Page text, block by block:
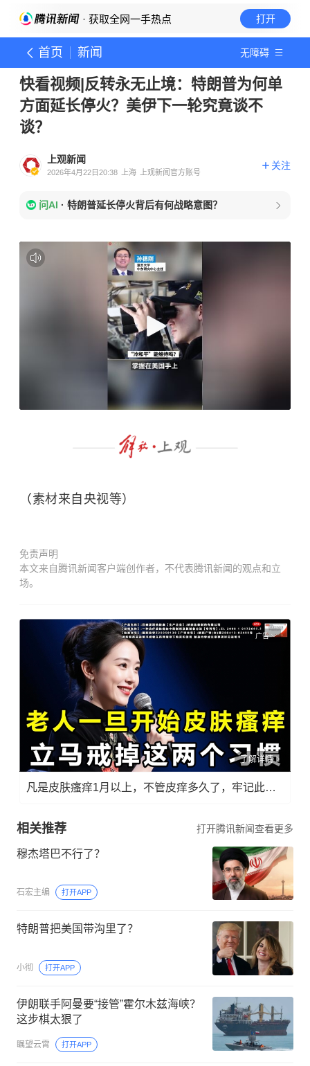
· 获取全网一手热点 打开
首页 新闻 无障碍
快看视频|反转永无止境：特朗普为何单
方面延长停火？美伊下一轮究竟谈不
谈？
上观新闻
2026年4月22日20:38 上海 上观新闻官方账号
关注
问AI · 特朗普延长停火背后有何战略意图？
（素材来自央视等）
免责声明
本文来自腾讯新闻客户端创作者，不代表腾讯新闻的观点和立
场。
广告
了解详情
凡是皮肤瘙痒1月以上，不管皮痒多久了，牢记此法，快！准！狠！
相关推荐 打开腾讯新闻查看更多
穆杰塔巴不行了？
石宏主编 打开APP
特朗普把美国带沟里了？
小彻 打开APP
伊朗联手阿曼要“接管”霍尔木兹海峡？
这步棋太狠了
瞩望云霄 打开APP